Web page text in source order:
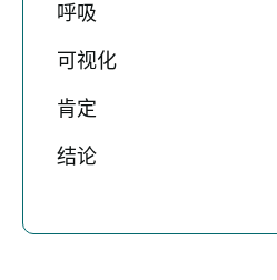
呼吸
可视化
肯定
结论